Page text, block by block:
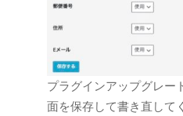
プラグインアップグレー
面を保存して書き直して